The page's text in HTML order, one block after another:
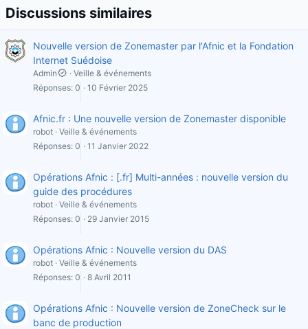
Discussions similaires
Nouvelle version de Zonemaster par l'Afnic et la Fondation
Internet Suédoise
Admin
Veille & événements
Réponses 0 10 Février 2025
Afnic.fr : Une nouvelle version de Zonemaster disponible
robot Veille & événements
Réponses 0 11 Janvier 2022
Opérations Afnic : [.fr] Multi-années : nouvelle version du
guide des procédures
robot Veille & événements
Réponses 0 29 Janvier 2015
Opérations Afnic : Nouvelle version du DAS
robot Veille & événements
Réponses 0 8 Avril 2011
Opérations Afnic : Nouvelle version de ZoneCheck sur le
banc de production